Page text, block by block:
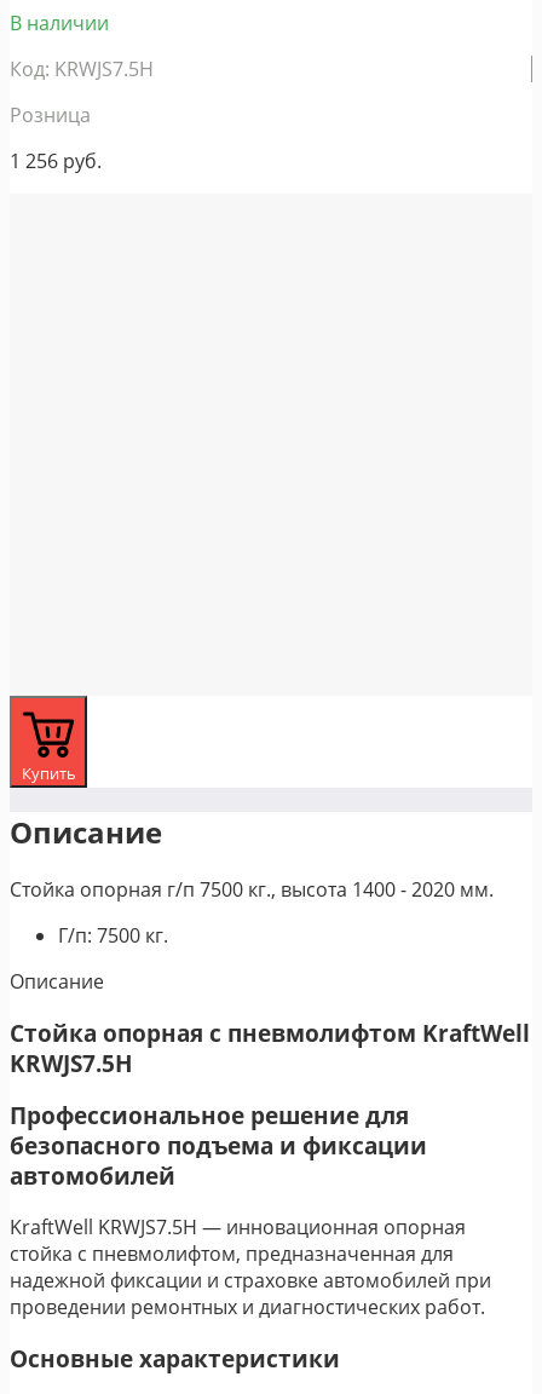
В наличии
Код: KRWJS7.5H
Розница
1 256 руб.
Купить
Описание
Стойка опорная г/п 7500 кг., высота 1400 - 2020 мм.
Г/п: 7500 кг.
Описание
Стойка опорная с пневмолифтом KraftWell
KRWJS7.5H
Профессиональное решение для
безопасного подъема и фиксации
автомобилей
KraftWell KRWJS7.5H — инновационная опорная
стойка с пневмолифтом, предназначенная для
надежной фиксации и страховке автомобилей при
проведении ремонтных и диагностических работ.
Основные характеристики